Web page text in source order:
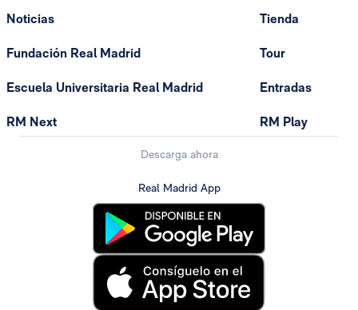
Noticias
Fundación Real Madrid
Escuela Universitaria Real Madrid
RM Next
Tienda
Tour
Entradas
RM Play
Descarga ahora
Real Madrid App